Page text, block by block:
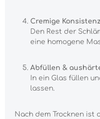
Cremige
Den Rest der
eine homogene
Abfüllen &
In ein Glas füllen
lassen.
Nach dem Trocknen ist